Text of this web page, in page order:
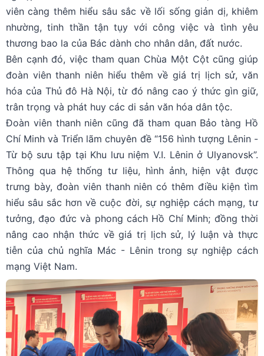
viên càng thêm hiểu sâu sắc về lối sống giản dị, khiêm
nhường, tinh thần tận tụy với công việc và tình yêu
thương bao la của Bác dành cho nhân dân, đất nước.
Bên cạnh đó, việc tham quan Chùa Một Cột cũng giúp
đoàn viên thanh niên hiểu thêm về giá trị lịch sử, văn
hóa của Thủ đô Hà Nội, từ đó nâng cao ý thức gìn giữ,
trân trọng và phát huy các di sản văn hóa dân tộc.
Đoàn viên thanh niên cũng đã tham quan Bảo tàng Hồ
Chí Minh và Triển lãm chuyên đề “156 hình tượng Lênin -
Từ bộ sưu tập tại Khu lưu niệm V.I. Lênin ở Ulyanovsk”.
Thông qua hệ thống tư liệu, hình ảnh, hiện vật được
trưng bày, đoàn viên thanh niên có thêm điều kiện tìm
hiểu sâu sắc hơn về cuộc đời, sự nghiệp cách mạng, tư
tưởng, đạo đức và phong cách Hồ Chí Minh; đồng thời
nâng cao nhận thức về giá trị lịch sử, lý luận và thực
tiễn của chủ nghĩa Mác - Lênin trong sự nghiệp cách
mạng Việt Nam.